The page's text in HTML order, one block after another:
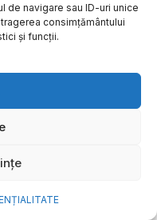
de navigare sau ID-uri unice
consimțământului
și funcții.
verii într-
pe care o
anotimpul în care